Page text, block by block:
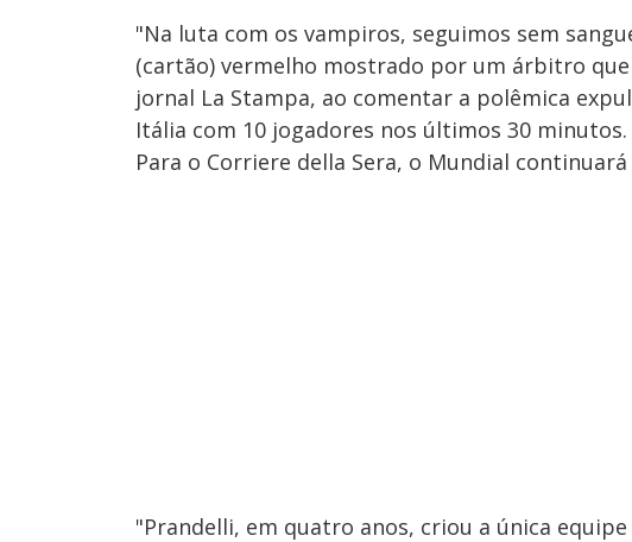
"Na luta com os vampiros, seguimos sem
(cartão) vermelho mostrado por um árbitro
jornal La Stampa, ao comentar a polêmica
Itália com 10 jogadores nos últimos 30 minutos.
Para o Corriere della Sera, o Mundial
"Prandelli, em quatro anos, criou a única